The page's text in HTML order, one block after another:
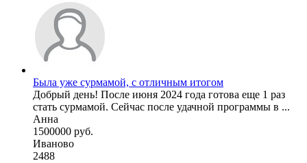
Была уже сурмамой, с отличным итогом
Добрый день! После июня 2024 года готова еще 1 раз
стать сурмамой. Сейчас после удачной программы в ...
Анна
1500000 руб.
Иваново
2488